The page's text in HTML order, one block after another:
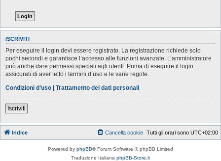
ISCRIVITI
Per eseguire il login devi essere registrato. La registrazione richiede solo
pochi secondi e garantisce l’accesso alle funzioni avanzate. L’amministratore
può anche dare permessi speciali agli utenti. Prima di eseguire il login
assicurati di aver letto i termini d’uso e le varie regole.
Condizioni d’uso | Trattamento dei dati personali
Iscriviti
Indice Tutti gli orari sono UTC+02:00
Cancella cookie
Powered by phpBB® Forum Software © phpBB Limited
Traduzione Italiana phpBB-Store.it